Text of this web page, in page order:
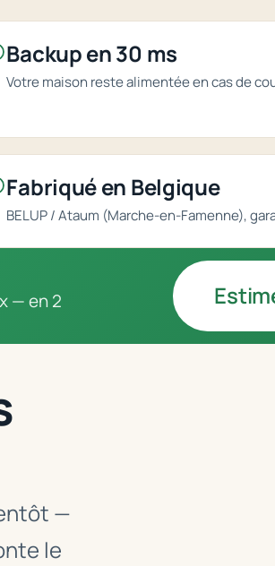
Backup en 30 ms
Votre maison reste alimentée en cas de
Fabriqué en Belgique
BELUP / Ataum (Marche-en-Famenne),
— en 2
—
le